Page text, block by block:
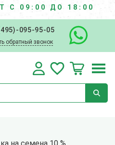
С 09:00 ДО 18:00
095-95-05
обратный звонок